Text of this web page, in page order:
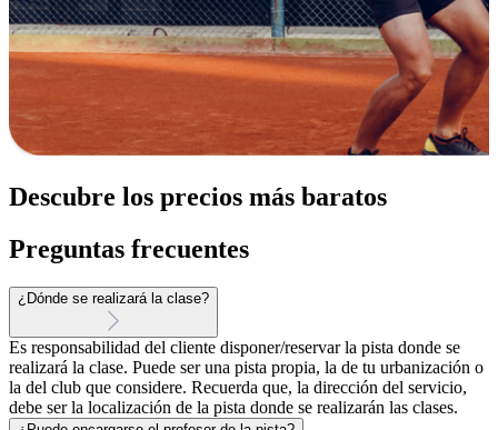
Descubre los precios más baratos
Preguntas frecuentes
¿Dónde se realizará la clase?
Es responsabilidad del cliente disponer/reservar la pista donde se
realizará la clase. Puede ser una pista propia, la de tu urbanización o
la del club que considere. Recuerda que, la dirección del servicio,
debe ser la localización de la pista donde se realizarán las clases.